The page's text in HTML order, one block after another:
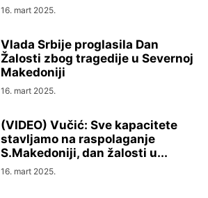
16. mart 2025.
Vlada Srbije proglasila Dan
Žalosti zbog tragedije u Severnoj
Makedoniji
16. mart 2025.
(VIDEO) Vučić: Sve kapacitete
stavljamo na raspolaganje
S.Makedoniji, dan žalosti u...
16. mart 2025.